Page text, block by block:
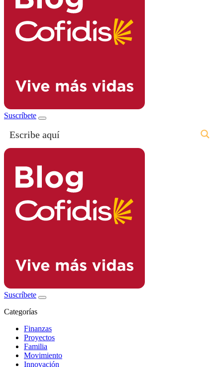
Suscríbete
Suscríbete
Categorías
Finanzas
Proyectos
Familia
Movimiento
Innovación